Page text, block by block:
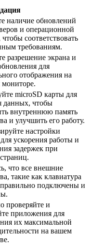
наличие обновлений
и операционной
соответствовать
требованиям.
разрешение экрана и
для
отображения на
microSD карты для
данных, чтобы
внутреннюю память
и улучшить его работу.
настройки
для ускорения работы и
задержек при
что все внешние
такие как клавиатура
подключены и
проверяйте и
приложения для
их максимальной
на вашем